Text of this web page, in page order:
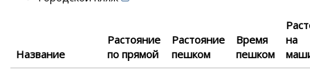
Название
Растояние
по прямой
Растояние
пешком
Время
пешком
на